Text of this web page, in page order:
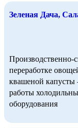
Зеленая Дача,
Производственно-
переработке
квашеной капусты
работы
оборудования